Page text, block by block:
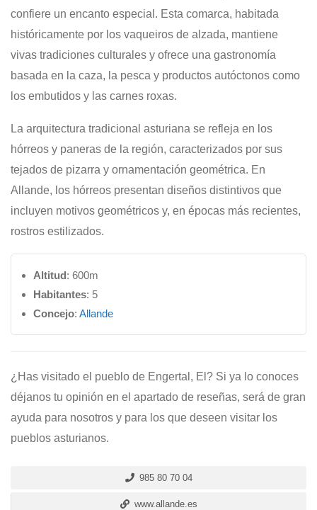
confiere un encanto especial. Esta comarca, habitada
históricamente por los vaqueiros de alzada, mantiene
vivas tradiciones culturales y ofrece una gastronomía
basada en la caza, la pesca y productos autóctonos como
los embutidos y las carnes roxas.
La arquitectura tradicional asturiana se refleja en los
hórreos y paneras de la región, caracterizados por sus
tejados de pizarra y ornamentación geométrica. En
Allande, los hórreos presentan diseños distintivos que
incluyen motivos geométricos y, en épocas más recientes,
rostros estilizados.
Altitud: 600m
Habitantes: 5
Concejo: Allande
¿Has visitado el pueblo de Engertal, El? Si ya lo conoces
déjanos tu opinión en el apartado de reseñas, será de gran
ayuda para nosotros y para los que deseen visitar los
pueblos asturianos.
985 80 70 04
www.allande.es